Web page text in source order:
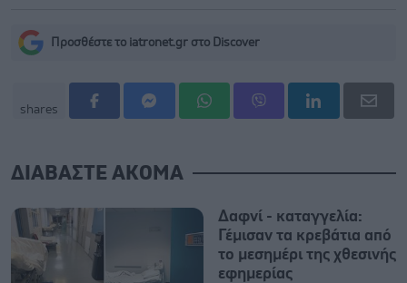
Προσθέστε το iatronet.gr στο Discover
shares
ΔΙΑΒΑΣΤΕ ΑΚΟΜΑ
Δαφνί - καταγγελία:
Γέμισαν τα κρεβάτια από
το μεσημέρι της χθεσινής
εφημερίας